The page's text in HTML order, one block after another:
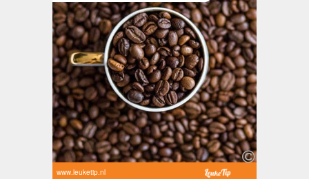
www.leuketip.nl